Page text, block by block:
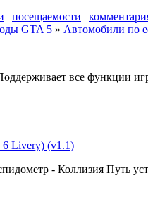
| посещаемости |
GTA 5 » Автомобили по
все функции
6 Livery) (v1.1)
- Коллизия Путь